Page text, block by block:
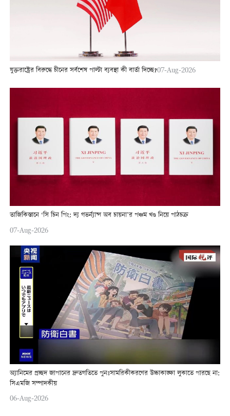
যুক্তরাষ্ট্রের বিরুদ্ধে চীনের সর্বশেষ পাল্টা ব্যবস্থা কী বার্তা দিচ্ছে?07-Aug-2026
তাজিকিস্তানে ‘সি চিন পিং: দ্য গভর্ন্যান্স অব চায়না’র পঞ্চম খণ্ড নিয়ে পাঠচক্র
07-Aug-2026
অ্যানিমের প্রচ্ছদ জাপানের দ্রুতগতিতে পুনঃসামরিকীকরণের উচ্চাকাঙ্ক্ষা লুকাতে পারছে না:
সিএমজি সম্পাদকীয়
06-Aug-2026